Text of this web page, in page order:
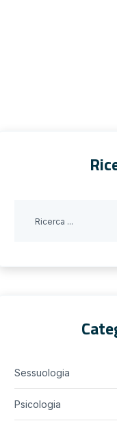
Sessuologia
Psicologia